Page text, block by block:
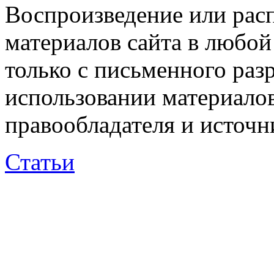
Воспроизведение или
материалов сайта в
только с письменного
использовании
правообладателя и
Статьи